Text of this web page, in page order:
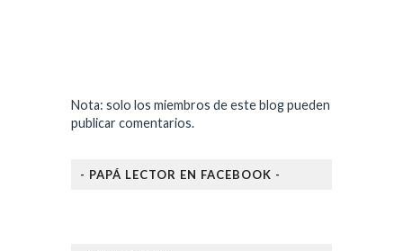
Nota: solo los miembros de este blog pueden
publicar comentarios.
- PAPÁ LECTOR EN FACEBOOK -